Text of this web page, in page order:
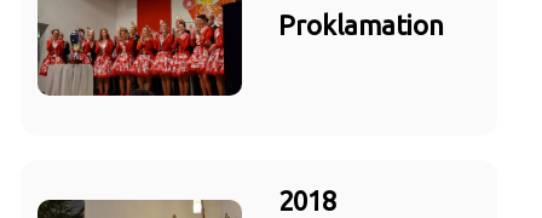
Proklamation
2018